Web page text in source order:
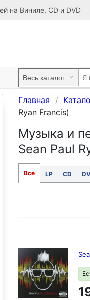
на Виниле, CD и DVD
Главная
Ryan Francis)
Музыка и
Sean Paul
Все LP CD